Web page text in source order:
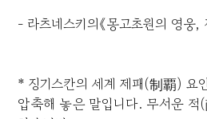
- 라츠네스키의《몽고초원의 영웅,
* 징기스칸의 세계 제패(制覇) 요
압축해 놓은 말입니다. 무서운 적